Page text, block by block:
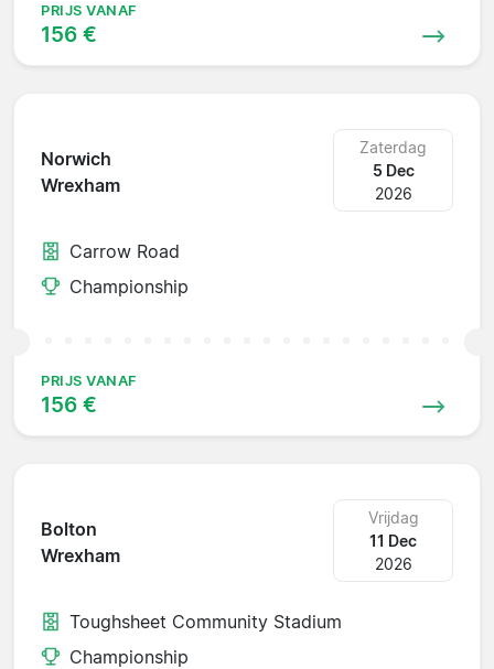
PRIJS VANAF
156 €
Norwich
Wrexham
Zaterdag
5 Dec
2026
Carrow Road
Championship
PRIJS VANAF
156 €
Bolton
Wrexham
Vrijdag
11 Dec
2026
Toughsheet Community Stadium
Championship